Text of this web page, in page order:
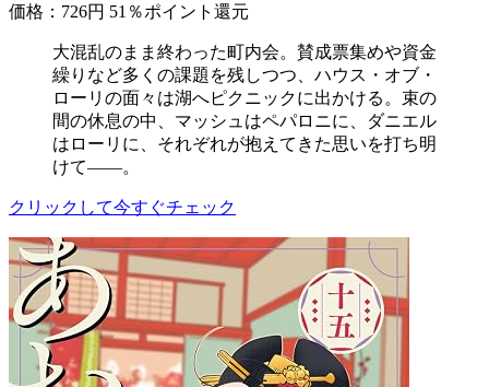
価格：726円 51％ポイント還元
大混乱のまま終わった町内会。賛成票集めや資金
繰りなど多くの課題を残しつつ、ハウス・オブ・
ローリの面々は湖へピクニックに出かける。束の
間の休息の中、マッシュはペパロニに、ダニエル
はローリに、それぞれが抱えてきた思いを打ち明
けて――。
クリックして今すぐチェック